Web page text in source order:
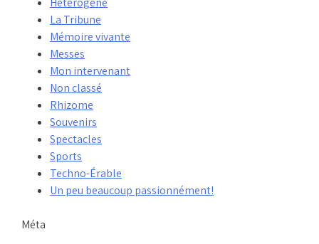
La Tribune
Mémoire vivante
Messes
Mon intervenant
Non classé
Rhizome
Souvenirs
Spectacles
Sports
Techno-Érable
Un peu beaucoup passionnément!
Méta